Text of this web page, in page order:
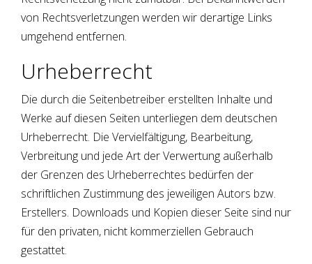
von Rechtsverletzungen werden wir derartige Links
umgehend entfernen.
Urheberrecht
Die durch die Seitenbetreiber erstellten Inhalte und
Werke auf diesen Seiten unterliegen dem deutschen
Urheberrecht. Die Vervielfältigung, Bearbeitung,
Verbreitung und jede Art der Verwertung außerhalb
der Grenzen des Urheberrechtes bedürfen der
schriftlichen Zustimmung des jeweiligen Autors bzw.
Erstellers. Downloads und Kopien dieser Seite sind nur
für den privaten, nicht kommerziellen Gebrauch
gestattet.